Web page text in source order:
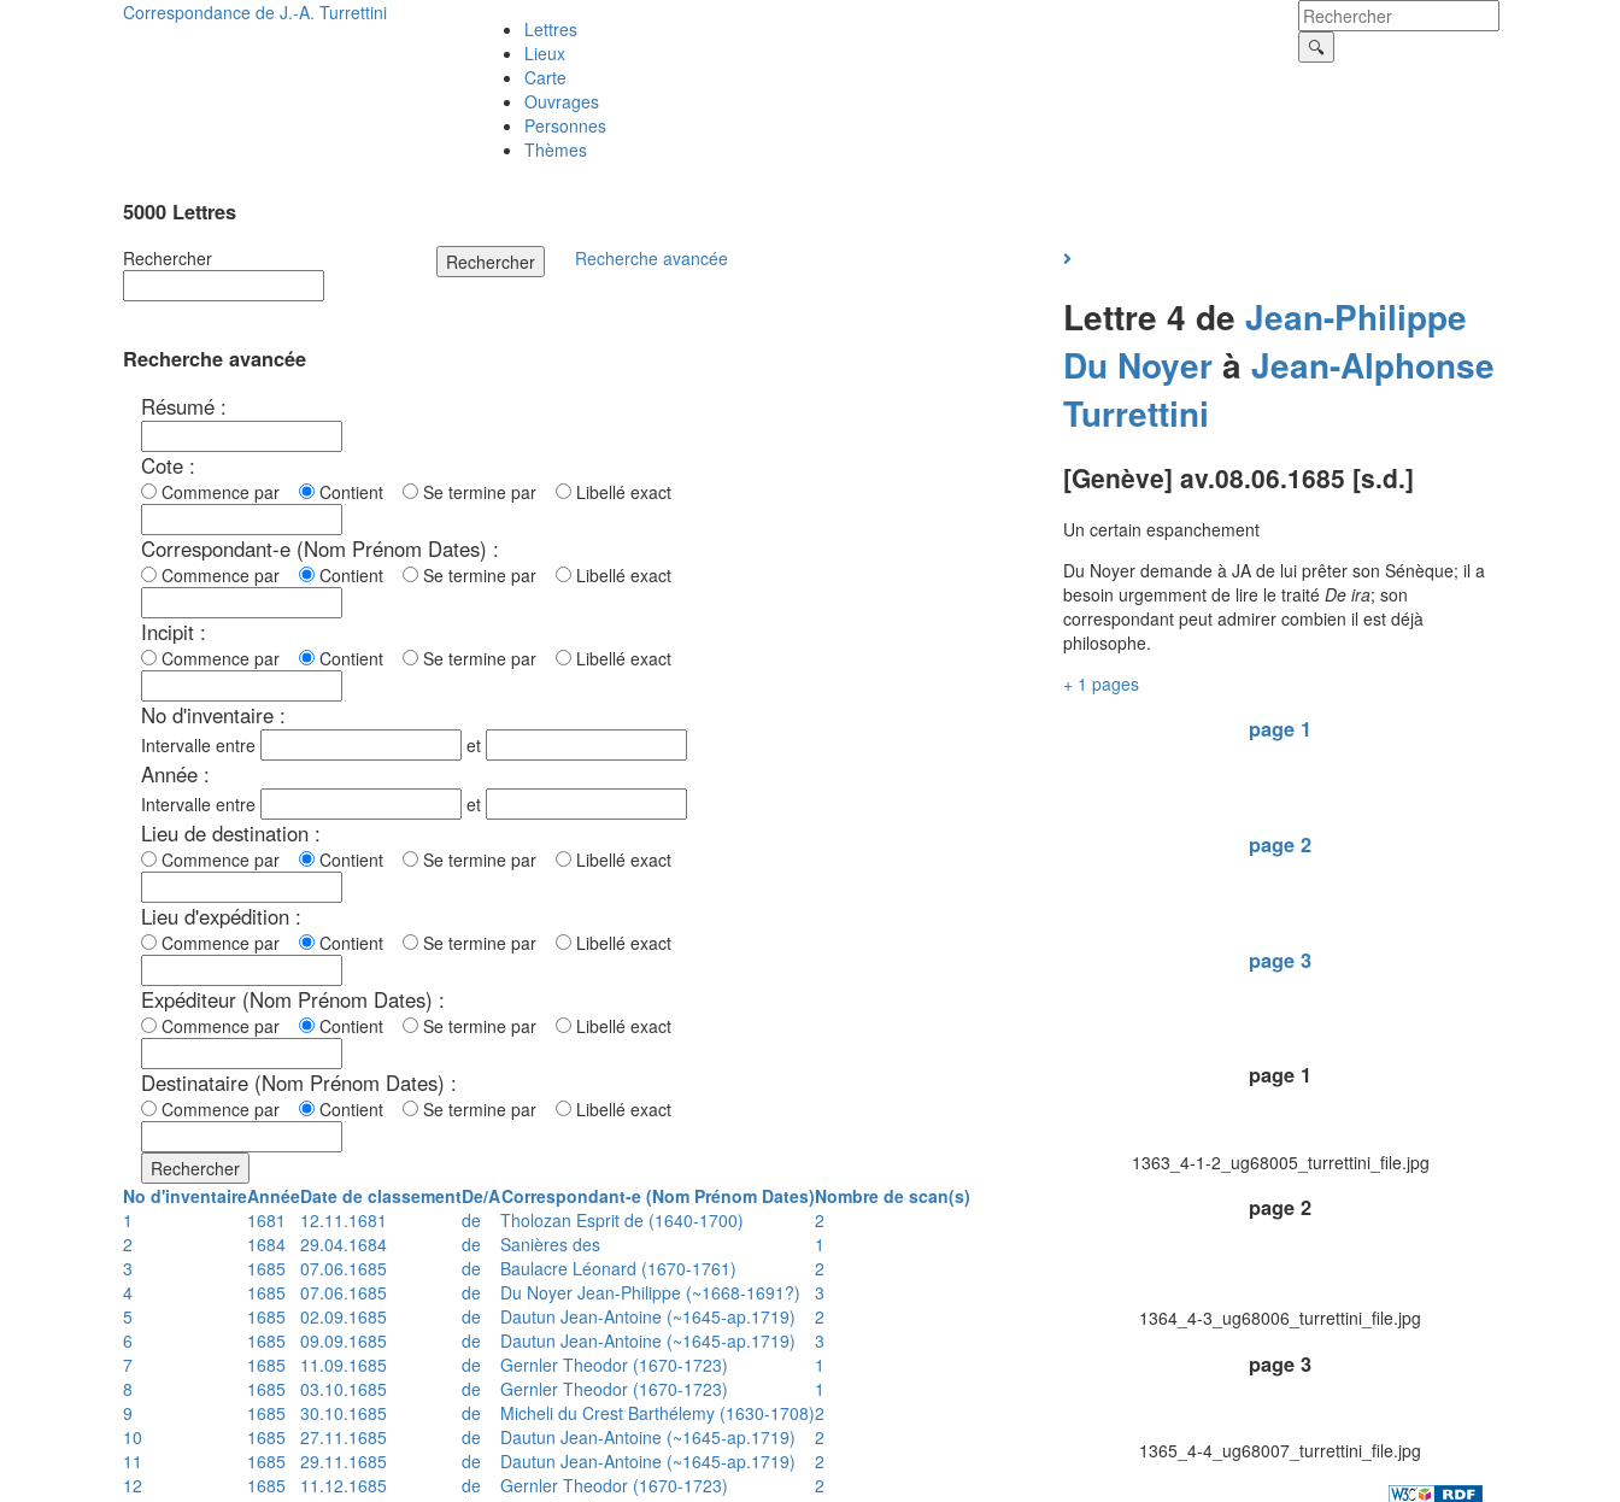
Correspondance de J.-A. Turrettini
Lettres
Lieux
Carte
Ouvrages
Personnes
Thèmes
5000 Lettres
Rechercher Rechercher Recherche avancée
Recherche avancée
Résumé :
Cote :
Commence par Contient Se termine par Libellé exact
Correspondant-e (Nom Prénom Dates) :
Commence par Contient Se termine par Libellé exact
Incipit :
Commence par Contient Se termine par Libellé exact
No d'inventaire :
Intervalle entre et
Année :
Intervalle entre et
Lieu de destination :
Commence par Contient Se termine par Libellé exact
Lieu d'expédition :
Commence par Contient Se termine par Libellé exact
Expéditeur (Nom Prénom Dates) :
Commence par Contient Se termine par Libellé exact
Destinataire (Nom Prénom Dates) :
Commence par Contient Se termine par Libellé exact
Rechercher
No d'inventaireAnnéeDate de classementDe/ACorrespondant-e (Nom Prénom Dates)Nombre de scan(s)
1
1681 12.11.1681 de Tholozan Esprit de (1640-1700)
2
2
1684 29.04.1684 de Sanières des
1
3
1685 07.06.1685 de Baulacre Léonard (1670-1761)
2
4
1685 07.06.1685 de Du Noyer Jean-Philippe (~1668-1691?)
3
5
1685 02.09.1685 de Dautun Jean-Antoine (~1645-ap.1719)
2
6
1685 09.09.1685 de Dautun Jean-Antoine (~1645-ap.1719)
3
7
1685 11.09.1685 de Gernler Theodor (1670-1723)
1
8
1685 03.10.1685 de Gernler Theodor (1670-1723)
1
9
1685 30.10.1685 de Micheli du Crest Barthélemy (1630-1708)2
10
1685 27.11.1685 de Dautun Jean-Antoine (~1645-ap.1719)
2
11
1685 29.11.1685 de Dautun Jean-Antoine (~1645-ap.1719)
2
12
1685 11.12.1685 de Gernler Theodor (1670-1723)
2
Lettre 4 de Jean-Philippe
Du Noyerà Jean-Alphonse
Turrettini
[Genève] av.08.06.1685 [s.d.]
Un certain espanchement
Du Noyer demande à JA de lui prêter son Sénèque; il a
besoin urgemment de lire le traité De ira; son
correspondant peut admirer combien il est déjà
philosophe.
+ 1 pages
page 1
page 2
page 3
page 1
1363_4-1-2_ug68005_turrettini_file.jpg
page 2
1364_4-3_ug68006_turrettini_file.jpg
page 3
1365_4-4_ug68007_turrettini_file.jpg